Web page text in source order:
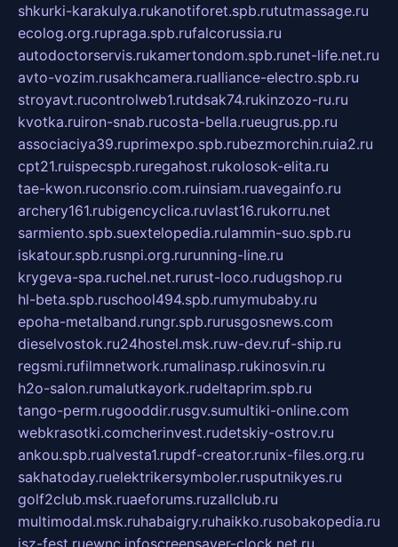
shkurki-karakulya.rukanotiforet.spb.rututmassage.ru
ecolog.org.rupraga.spb.rufalcorussia.ru
autodoctorservis.rukamertondom.spb.runet-life.net.ru
avto-vozim.rusakhcamera.rualliance-electro.spb.ru
stroyavt.rucontrolweb1.rutdsak74.rukinzozo-ru.ru
kvotka.ruiron-snab.rucosta-bella.rueugrus.pp.ru
associaciya39.ruprimexpo.spb.rubezmorchin.ruia2.ru
cpt21.ruispecspb.ruregahost.rukolosok-elita.ru
tae-kwon.ruconsrio.com.ruinsiam.ruavegainfo.ru
archery161.rubigencyclica.ruvlast16.rukorru.net
sarmiento.spb.suextelopedia.rulammin-suo.spb.ru
iskatour.spb.rusnpi.org.rurunning-line.ru
krygeva-spa.ruchel.net.rurust-loco.rudugshop.ru
hl-beta.spb.ruschool494.spb.rumymubaby.ru
epoha-metalband.rungr.spb.rurusgosnews.com
dieselvostok.ru24hostel.msk.ruw-dev.ruf-ship.ru
regsmi.rufilmnetwork.rumalinasp.rukinosvin.ru
h2o-salon.rumalutkayork.rudeltaprim.spb.ru
tango-perm.rugooddir.rusgv.sumultiki-online.com
webkrasotki.comcherinvest.rudetskiy-ostrov.ru
ankou.spb.rualvesta1.rupdf-creator.runix-files.org.ru
sakhatoday.ruelektrikersymboler.rusputnikyes.ru
golf2club.msk.ruaeforums.ruzallclub.ru
multimodal.msk.ruhabaigry.ruhaikko.rusobakopedia.ru
isz-fest.ruewnc.infoscreensaver-clock.net.ru